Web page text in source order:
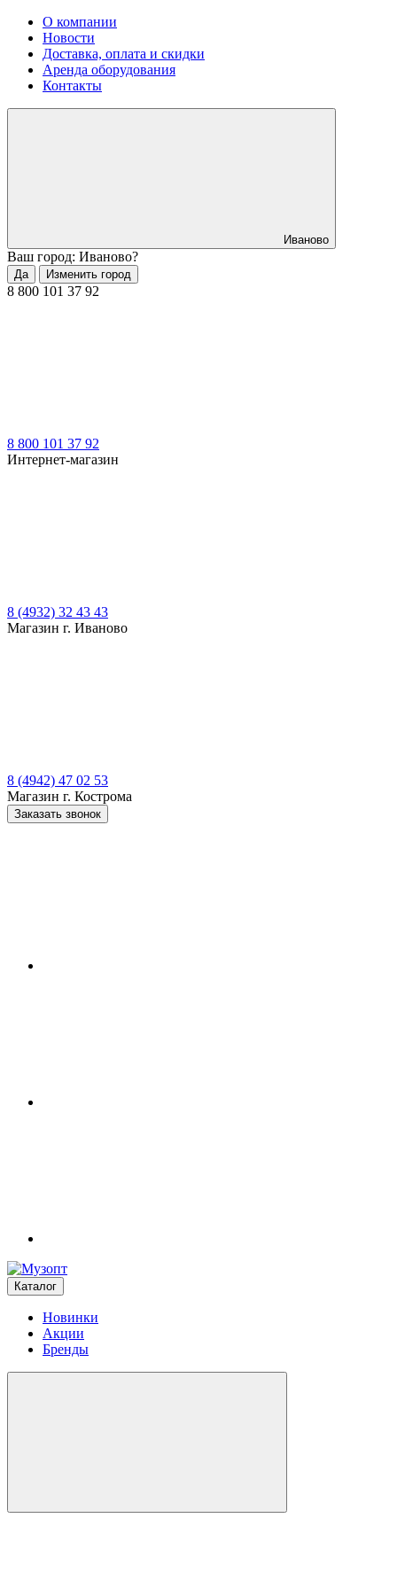
О компании
Новости
Доставка, оплата и скидки
Аренда оборудования
Контакты
Иваново
Ваш город: Иваново?
Да Изменить город
8 800 101 37 92
8 800 101 37 92
Интернет-магазин
8 (4932) 32 43 43
Магазин г. Иваново
8 (4942) 47 02 53
Магазин г. Кострома
Заказать звонок
Каталог
Новинки
Акции
Бренды